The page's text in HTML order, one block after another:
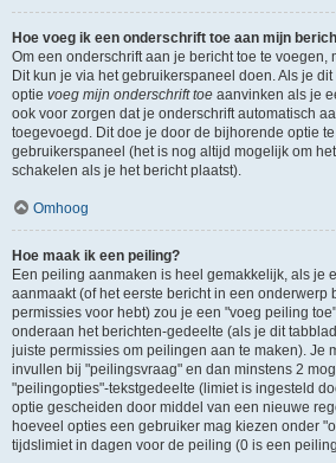
Hoe voeg ik een onderschrift toe aan mijn
Om een onderschrift aan je bericht toe te voegen,
Dit kun je via het gebruikerspaneel doen. Als je
optie voeg mijn onderschrift toe aanvinken als je
ook voor zorgen dat je onderschrift automatisch
toegevoegd. Dit doe je door de bijhorende optie
gebruikerspaneel (het is nog altijd mogelijk om
schakelen als je het bericht plaatst).
Omhoog
Hoe maak ik een peiling?
Een peiling aanmaken is heel gemakkelijk, als je
aanmaakt (of het eerste bericht in een onderwerp
permissies voor hebt) zou je een "voeg peiling
onderaan het berichten-gedeelte (als je dit
juiste permissies om peilingen aan te maken). Je
invullen bij "peilingsvraag" en dan minstens 2
"peilingopties"-tekstgedeelte (limiet is ingesteld
optie gescheiden door middel van een nieuwe
hoeveel opties een gebruiker mag kiezen onder
tijdslimiet in dagen voor de peiling (0 is een